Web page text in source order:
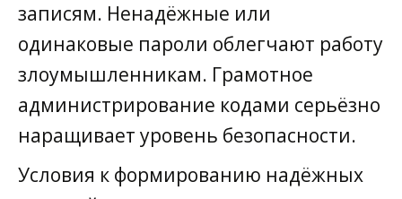
записям. Ненадёжные или
одинаковые пароли облегчают работу
злоумышленникам. Грамотное
администрирование кодами серьёзно
наращивает уровень безопасности.
Условия к формированию надёжных